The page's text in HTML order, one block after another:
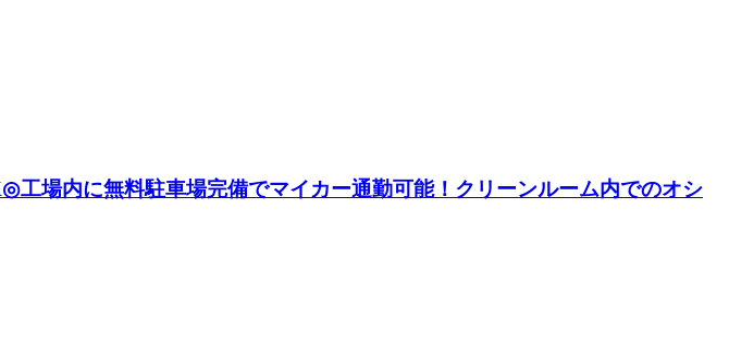
場内に無料駐車場完備でマイカー通勤可能！クリーンルーム内でのオシ